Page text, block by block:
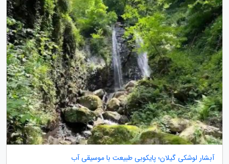
آبشار لوشکی گیلان؛ پایکوبی طبیعت با موسیقی آب